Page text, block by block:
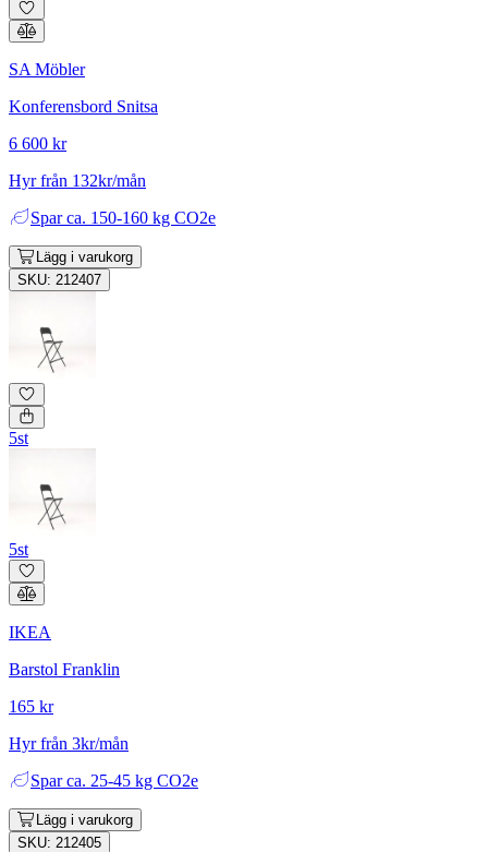
SA Möbler
Konferensbord Snitsa
6 600 kr
Hyr från 132kr/mån
Spar ca. 150-160 kg CO2e
Lägg i varukorg
SKU: 212407
5st
5st
IKEA
Barstol Franklin
165 kr
Hyr från 3kr/mån
Spar ca. 25-45 kg CO2e
Lägg i varukorg
SKU: 212405